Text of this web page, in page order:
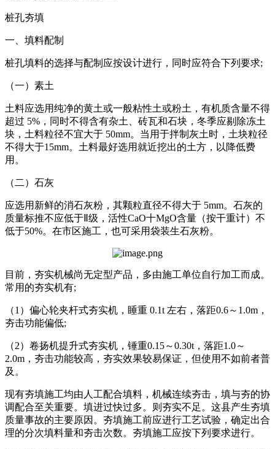
桩孔夯填
一、填料配制
桩孔填料的选择与配制应按设计进行，同时应符合下列要求;
（一）素土
土料应选用纯净的黄土或一般粘性土或粉土，有机质含量不得
超过 5%，同时不得含有杂土、砖瓦和石块，冬季应剔除冻土
块，土料粒径不宜大于 50mm。当用于拌制灰土时，土块粒径
不得大于15mm。土料最好选用就近挖出的土方，以降低费
用。
（二）石灰
应选用新鲜的消石灰粉，其颗粒直径不得大于 5mm。石灰的
质量标推不应低于Ⅱ级，活性CaO十MgO含量（按干重计）不
低于50%。在市区施工，也可采用袋装生石灰粉。
目前，夯实机械尚无定型产品，多由施工单位自行加工而成。
常用的夯实机有;
（1）偏心轮夹杆式夯实机，睡重 0.1t 左右，落距0.6～1.0m，
夯击功能偏低;
（2）卷扬机提升式夯实机，锤重0.15～0.30t，落距1.0～
2.0m，夯击功能较高，夯实效果较易保证，但使用不如前者普
及。
现有夯填施工均由人工配合填料，机械连续夯击，填与夯的协
调配合至关重要。填进过快过多。则夯实不足。这县产生夯填
质量事故的主要原因。夯填施工前应进行工艺试验，确定出合
理的分次填料量和夯击次数。夯填施工应按下列要求进行。